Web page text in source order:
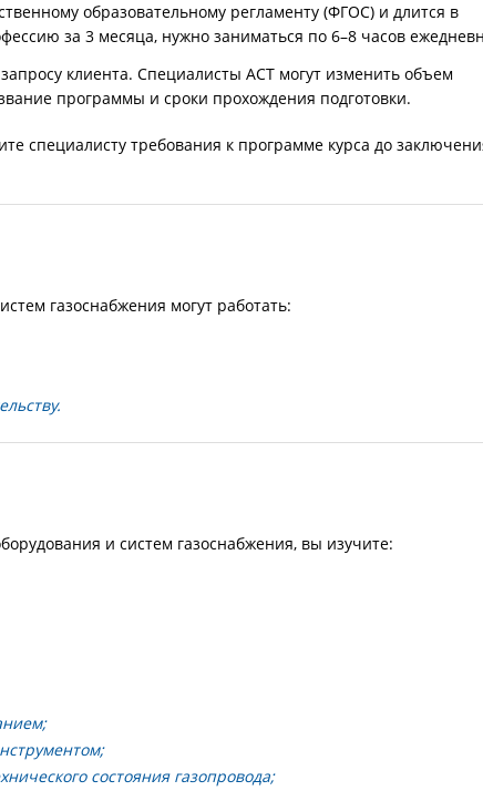
образовательному регламенту (ФГОС) и длится в
за 3 месяца, нужно заниматься по 6–8 часов
клиента. Специалисты АСТ могут изменить объем
программы и сроки прохождения подготовки.
специалисту требования к программе курса до
газоснабжения могут работать:
и систем газоснабжения, вы изучите:
состояния газопровода;